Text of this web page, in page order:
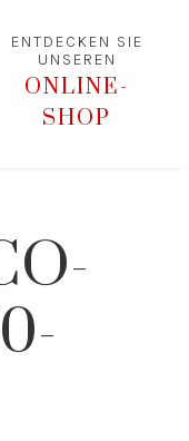
ENTDECKEN SIE
UNSEREN
ONLINE-
SHOP